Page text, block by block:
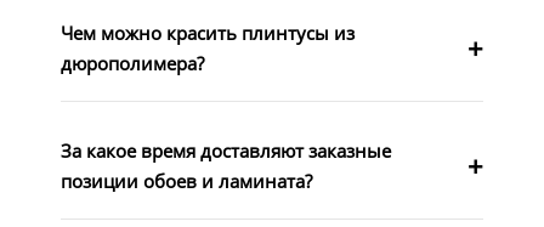
Чем можно красить плинтусы из
дюрополимера?
За какое время доставляют заказные
позиции обоев и ламината?